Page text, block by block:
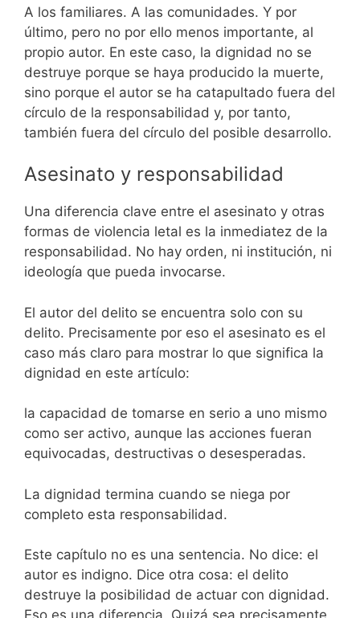
A los familiares. A las comunidades. Y por
último, pero no por ello menos importante, al
propio autor. En este caso, la dignidad no se
destruye porque se haya producido la muerte,
sino porque el autor se ha catapultado fuera del
círculo de la responsabilidad y, por tanto,
también fuera del círculo del posible desarrollo.
Asesinato y responsabilidad
Una diferencia clave entre el asesinato y otras
formas de violencia letal es la inmediatez de la
responsabilidad. No hay orden, ni institución, ni
ideología que pueda invocarse.
El autor del delito se encuentra solo con su
delito. Precisamente por eso el asesinato es el
caso más claro para mostrar lo que significa la
dignidad en este artículo:
la capacidad de tomarse en serio a uno mismo
como ser activo, aunque las acciones fueran
equivocadas, destructivas o desesperadas.
La dignidad termina cuando se niega por
completo esta responsabilidad.
Este capítulo no es una sentencia. No dice: el
autor es indigno. Dice otra cosa: el delito
destruye la posibilidad de actuar con dignidad.